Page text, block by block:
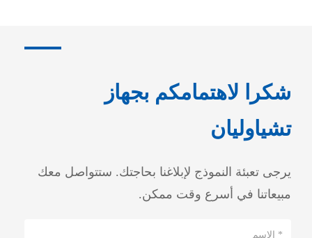
شكرا لاهتمامكم بجهاز
تشياوليان
يرجى تعبئة النموذج لإبلاغنا بحاجتك. ستتواصل معك
مبيعاتنا في أسرع وقت ممكن.